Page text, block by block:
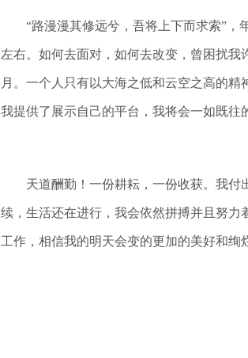
“路漫漫其修远兮，吾将上下而求索”，
左右。如何去面对，如何去改变，曾困扰
月。一个人只有以大海之低和云空之高的
我提供了展示自己的平台，我将会一如既
天道酬勤！一份耕耘，一份收获。我付出
续，生活还在进行，我会依然拼搏并且努
工作，相信我的明天会变的更加的美好和绚